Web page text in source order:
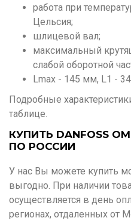
работа при
Цельсия;
шлицевой вал;
максимальный
слабой оборотной
Lmax - 145 мм, L1 -
Подробные
таблице.
КУПИТЬ DANFOSS
ПО РОССИИ
У нас Вы можете купить
выгодно. При наличии
осуществляется в день
регионах, отдаленных от